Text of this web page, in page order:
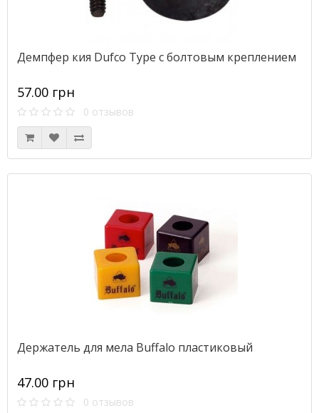
Демпфер кия Dufco Type с болтовым креплением
57.00 грн
0 отзывов
Держатель для мела Buffalo пластиковый
47.00 грн
0 отзывов